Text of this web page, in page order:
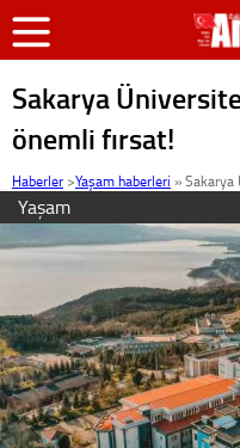
Sakarya
önemli fırsat!
Haberler >Yaşam haberleri »Sakarya
Yaşam